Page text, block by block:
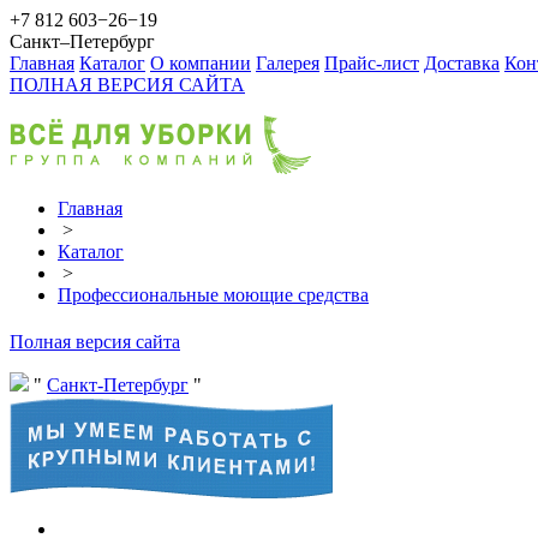
+7 812 603−26−19
Санкт–Петербург
Главная Каталог О компании Галерея Прайс-лист Доставка
ПОЛНАЯ ВЕРСИЯ САЙТА
Главная
>
Каталог
>
Профессиональные моющие средства
Полная версия сайта
Санкт-Петербург